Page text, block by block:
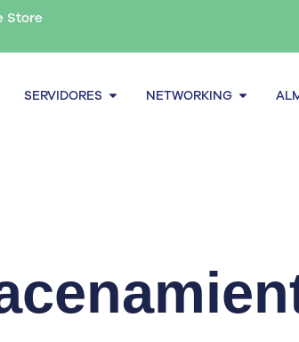
Store
SERVIDORES Abrir Servidores
NETWORKING Abrir